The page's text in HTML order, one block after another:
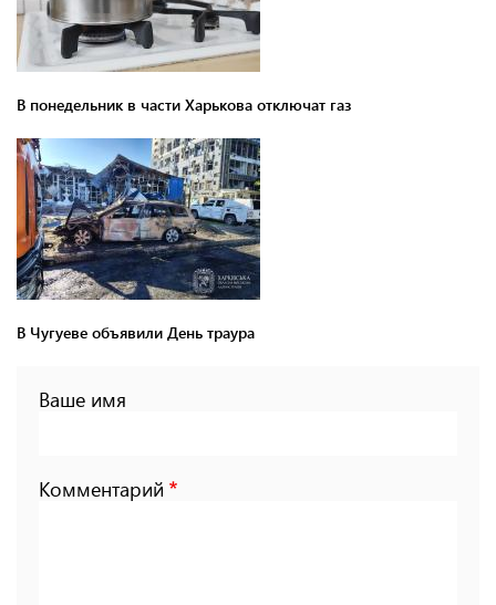
В понедельник в части Харькова отключат газ
В Чугуеве объявили День траура
Ваше имя
Комментарий